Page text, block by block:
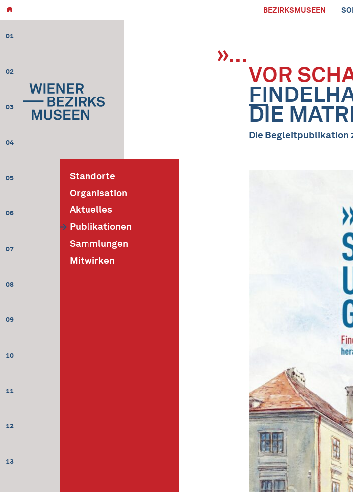
BEZIRKSMUSEEN
01
02
03
04
05
06
07
08
09
10
11
12
13
Standorte
Organisation
Aktuelles
Publikationen
Sammlungen
Mitwirken
»...
VOR
DIE
Die Begleitpublikation